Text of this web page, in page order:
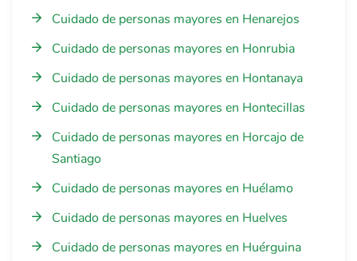
Cuidado de personas mayores en Henarejos
Cuidado de personas mayores en Honrubia
Cuidado de personas mayores en Hontanaya
Cuidado de personas mayores en Hontecillas
Cuidado de personas mayores en Horcajo de
Santiago
Cuidado de personas mayores en Huélamo
Cuidado de personas mayores en Huelves
Cuidado de personas mayores en Huérguina